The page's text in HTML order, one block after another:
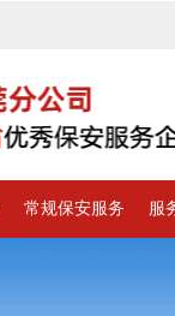
常规保安服务 服